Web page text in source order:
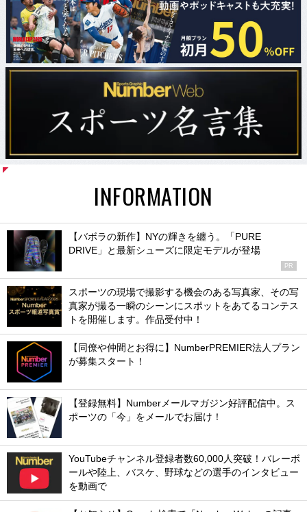
INFORMATION
【バボラの新作】NYの輝きを纏う。「PURE
DRIVE」と最新シューズに限定モデルが登場
PR
スポーツの現場で撮影する機会のある写真家、その写
真家が撮る一瞬のシーンにスポットをあてるコンテス
トを開催します。作品受付中！
【同僚や仲間とお得に】NumberPREMIER法人プラン
が募集スタート！
【登録無料】Numberメールマガジン好評配信中。ス
ポーツの「今」をメールでお届け！
YouTubeチャンネル登録者数60,000人突破！バレーボ
ールや陸上、バスケ、野球などの選手のインタビュー
を動画で